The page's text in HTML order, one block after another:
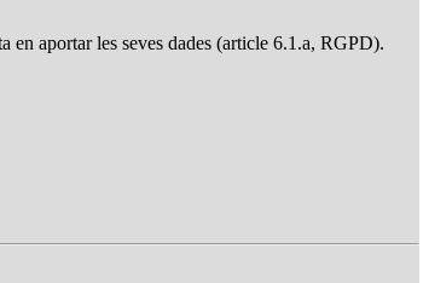
en aportar les seves dades (article 6.1.a, RGPD).